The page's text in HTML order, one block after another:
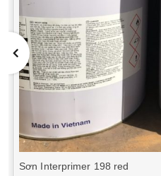
Sơn Interprimer 198 red